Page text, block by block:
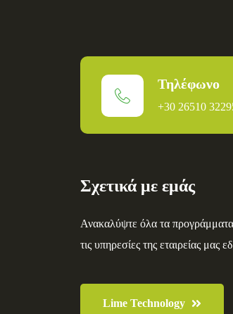
Τηλέφωνο
+30 26510
Σχετικά με εμάς
Ανακαλύψτε όλα τα προγράμματα
τις υπηρεσίες της εταιρείας μας
Lime Technology